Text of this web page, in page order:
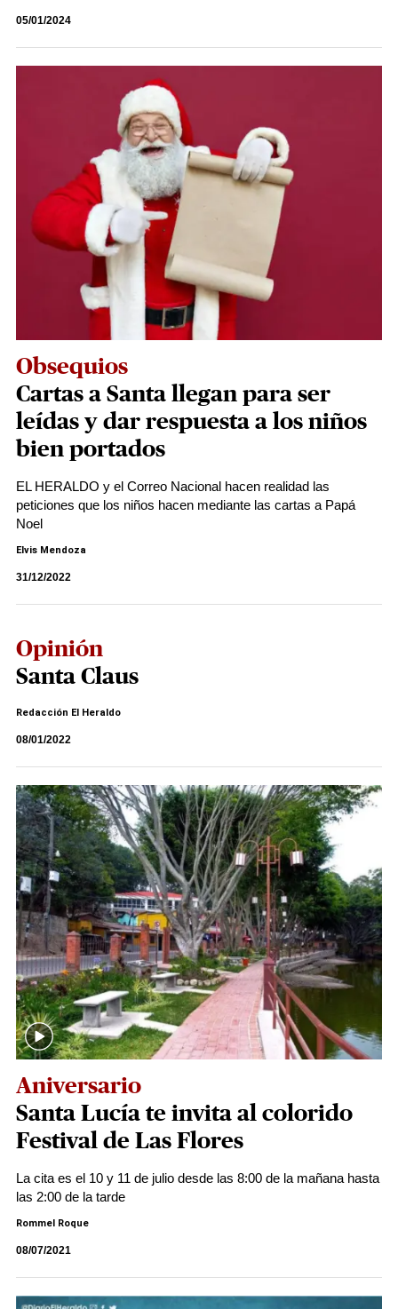
05/01/2024
Obsequios
Cartas a Santa llegan para ser
leídas y dar respuesta a los niños
bien portados
EL HERALDO y el Correo Nacional hacen realidad las
peticiones que los niños hacen mediante las cartas a Papá
Noel
Elvis Mendoza
31/12/2022
Opinión
Santa Claus
Redacción El Heraldo
08/01/2022
Aniversario
Santa Lucía te invita al colorido
Festival de Las Flores
La cita es el 10 y 11 de julio desde las 8:00 de la mañana hasta
las 2:00 de la tarde
Rommel Roque
08/07/2021